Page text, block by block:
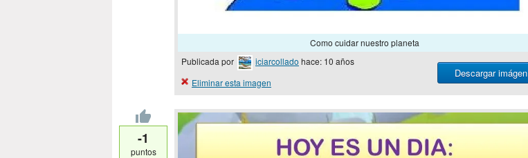
Como cuidar nuestro planeta
Descargar imágen
Publicada por iciarcollado hace: 10 años
Eliminar esta imagen
-1
puntos